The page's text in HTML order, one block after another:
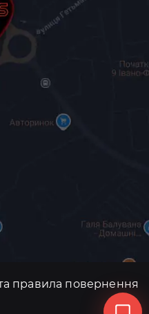
правила повернення